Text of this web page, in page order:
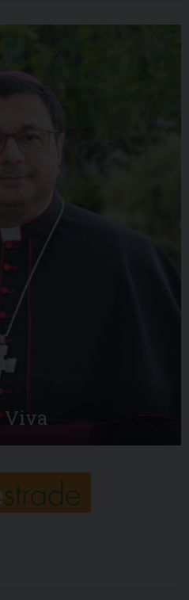
Viva